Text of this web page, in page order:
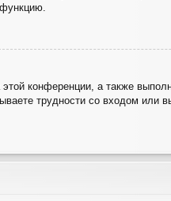
конференции, а также
трудности со входом или